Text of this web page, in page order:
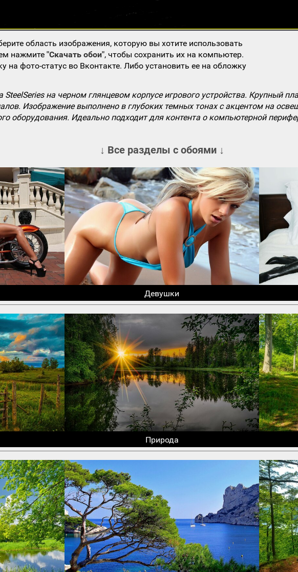
область изображения, которую вы хотите использовать
нажмите"Скачать обои", чтобы сохранить их на компьютер.
на фото-статус во Вконтакте. Либо установить ее на обложку
на черном глянцевом корпусе игрового устройства. Крупный
Изображение выполнено в глубоких темных тонах с акцентом на
оборудования. Идеально подходит для контента о компьютерной
↓ Все разделы с обоями ↓
Девушки
Природа